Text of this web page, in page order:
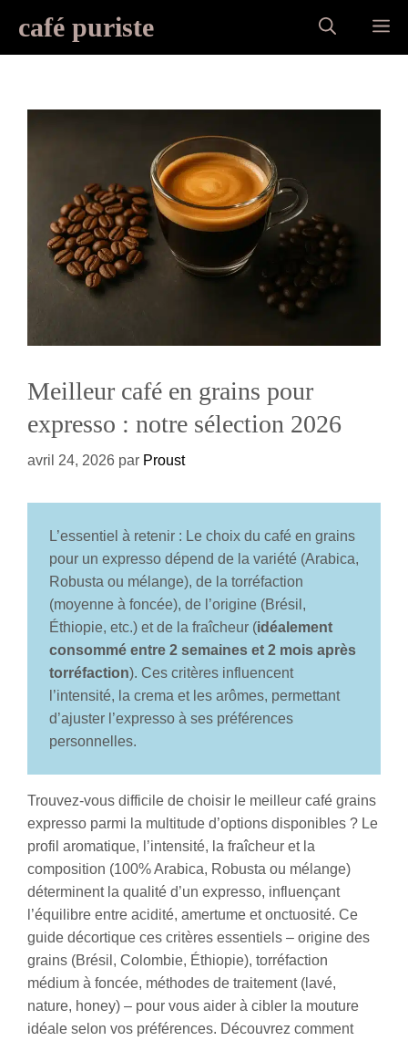
contenu
café puriste
Meilleur café en grains pour
expresso : notre sélection 2026
avril 24, 2026 par Proust
L’essentiel à retenir : Le choix du café en grains
pour un expresso dépend de la variété (Arabica,
Robusta ou mélange), de la torréfaction
(moyenne à foncée), de l’origine (Brésil,
Éthiopie, etc.) et de la fraîcheur (idéalement
consommé entre 2 semaines et 2 mois après
torréfaction). Ces critères influencent
l’intensité, la crema et les arômes, permettant
d’ajuster l’expresso à ses préférences
personnelles.
Trouvez-vous difficile de choisir le meilleur café grains
expresso parmi la multitude d’options disponibles ? Le
profil aromatique, l’intensité, la fraîcheur et la
composition (100% Arabica, Robusta ou mélange)
déterminent la qualité d’un expresso, influençant
l’équilibre entre acidité, amertume et onctuosité. Ce
guide décortique ces critères essentiels – origine des
grains (Brésil, Colombie, Éthiopie), torréfaction
médium à foncée, méthodes de traitement (lavé,
nature, honey) – pour vous aider à cibler la mouture
idéale selon vos préférences. Découvrez comment